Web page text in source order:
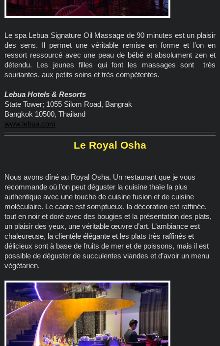
Le spa Lebua Signature Oil Massage de 90 minutes est un plaisir
des sens. Il permet une véritable remise en forme et l’on en
ressort ressourcé avec une peau de bébé et absolument zen et
détendu. Les jeunes filles qui font les massages sont très
souriantes, aux petits soins et très compétentes.
Lebua Hotels & Resorts
State Tower; 1055 Silom Road, Bangrak
Bangkok 10500, Thailand
www.lebua.com
Le Royal Osha
Nous avons dîné au Royal Osha. Un restaurant que je vous
recommande où l’on peut déguster la cuisine thaïe la plus
authentique avec une touche de cuisine fusion et de cuisine
moléculaire. Le cadre est somptueux, la décoration est raffinée,
tout en noir et doré avec des bougies et la présentation des plats,
un plaisir des yeux, une véritable œuvre d’art. L’ambiance est
chaleureuse, la clientèle élégante et les plats très raffinés et
délicieux sont à base de fruits de mer et de poissons, mais il est
possible de déguster de succulentes viandes et d’avoir un menu
végétarien.